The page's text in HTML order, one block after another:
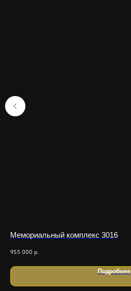
Мемориальный комплекс 3016
955 000 р.
Подробнее